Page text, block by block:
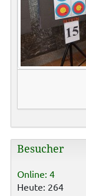
Besucher
Online: 4
Heute: 264